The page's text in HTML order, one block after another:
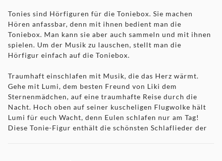
Tonies sind Hörfiguren für die Toniebox. Sie machen
Hören anfassbar, denn mit ihnen bedient man die
Toniebox. Man kann sie aber auch sammeln und mit ihnen
spielen. Um der Musik zu lauschen, stellt man die
Hörfigur einfach auf die Toniebox.
Traumhaft einschlafen mit Musik, die das Herz wärmt.
Gehe mit Lumi, dem besten Freund von Liki dem
Sternenmädchen, auf eine traumhafte Reise durch die
Nacht. Hoch oben auf seiner kuscheligen Flugwolke hält
Lumi für euch Wacht, denn Eulen schlafen nur am Tag!
Diese Tonie-Figur enthält die schönsten Schlaflieder der